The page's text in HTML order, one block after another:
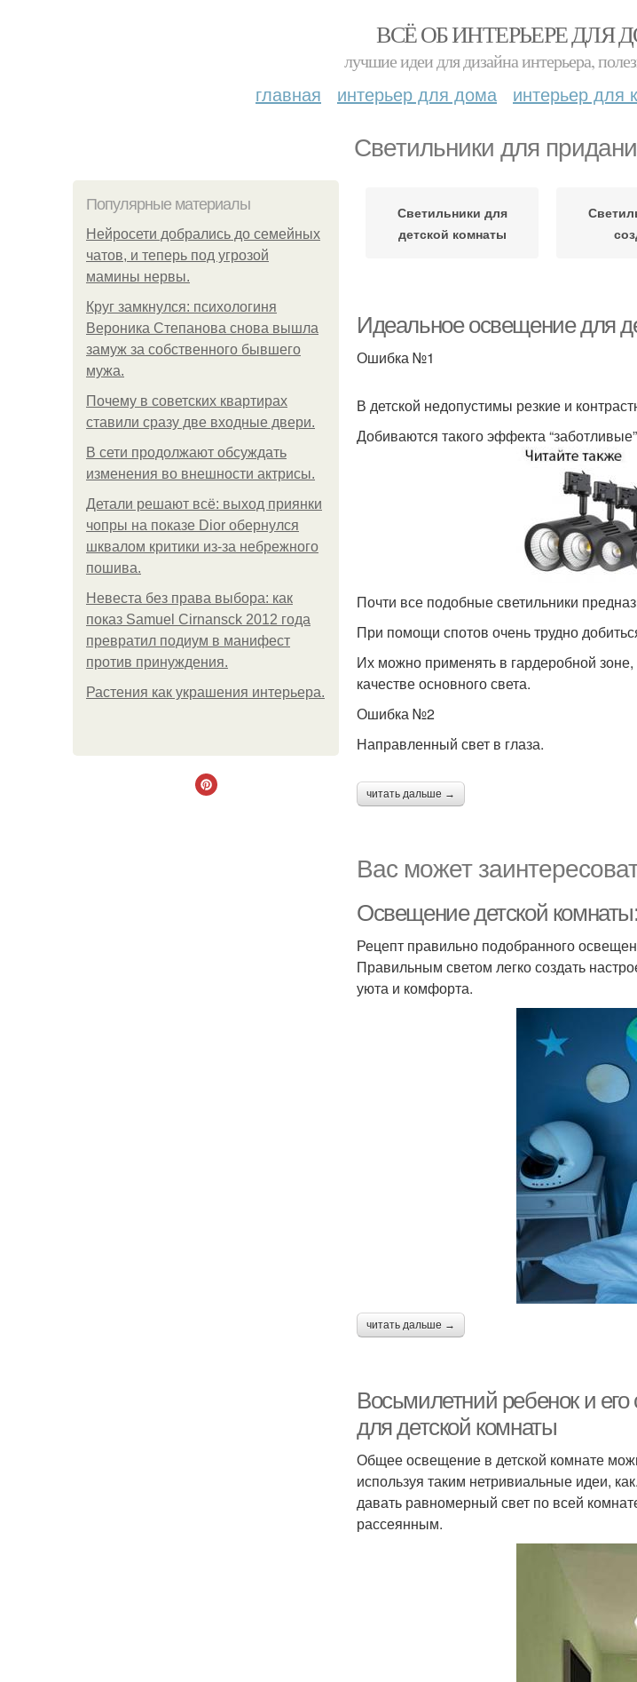
ВСЁ ОБ ИНТЕРЬЕРЕ ДЛЯ
лучшие идеи для дизайна интерьера,
главная интерьер для дома интерьер для
Светильники для
Популярные материалы
Нейросети добрались до семейных
чатов, и теперь под угрозой
мамины нервы.
Круг замкнулся: психологиня
Вероника Степанова снова вышла
замуж за собственного бывшего
мужа.
Почему в советских квартирах
ставили сразу две входные двери.
В сети продолжают обсуждать
изменения во внешности актрисы.
Детали решают всё: выход приянки
чопры на показе Dior обернулся
шквалом критики из-за небрежного
пошива.
Невеста без права выбора: как
показ Samuel Cirnansck 2012 года
превратил подиум в манифест
против принуждения.
Растения как украшения интерьера.
Светильники для
детской комнаты
Идеальное освещение для
Ошибка №1
В детской недопустимы резкие и
Добиваются такого эффекта
Почти все подобные светильники
При помощи спотов очень трудно
Их можно применять в гардеробной
качестве основного света.
Ошибка №2
Направленный свет в глаза.
читать дальше →
Вас может
Освещение детской
Рецепт правильно подобранного
Правильным светом легко создать
уюта и комфорта.
читать дальше →
Восьмилетний ребенок и
для детской комнаты
Общее освещение в детской комнате
используя таким нетривиальные идеи,
давать равномерный свет по всей
рассеянным.